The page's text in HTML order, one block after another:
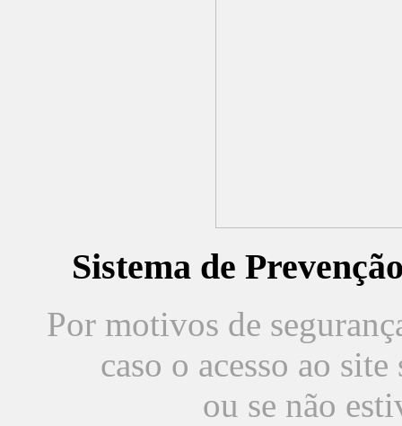
Sistema de
Por motivos de
caso o acesso ao
ou se não